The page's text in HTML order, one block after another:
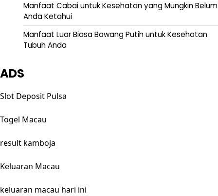
Manfaat Cabai untuk Kesehatan yang Mungkin Belum
Anda Ketahui
Manfaat Luar Biasa Bawang Putih untuk Kesehatan
Tubuh Anda
ADS
Slot Deposit Pulsa
Togel Macau
result kamboja
Keluaran Macau
keluaran macau hari ini